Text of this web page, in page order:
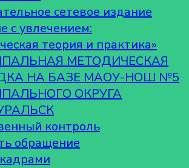
сетевое издание
с увлечением:
теория и практика»
МЕТОДИЧЕСКАЯ
НА БАЗЕ МАОУ-НОШ №5
ОКРУГА
контроль
обращение